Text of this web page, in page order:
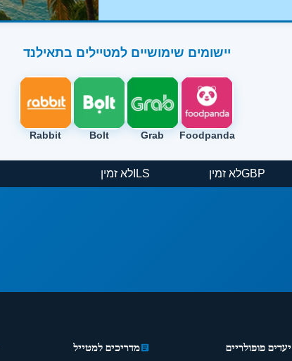
יישומים שימושיים למטיילים בתאילנד
Foodpanda
Grab
Bolt
Rabbit
GBPלא זמין ILSלא זמין
יעדים פופולריים מדריכים למטייל